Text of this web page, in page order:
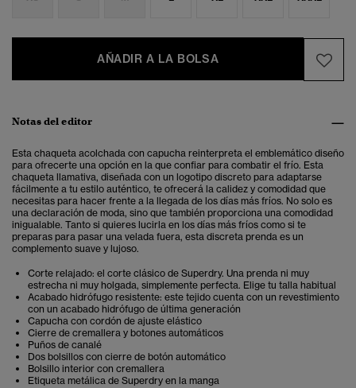
AÑADIR A LA BOLSA
Notas del editor
Esta chaqueta acolchada con capucha reinterpreta el emblemático diseño
para ofrecerte una opción en la que confiar para combatir el frío. Esta
chaqueta llamativa, diseñada con un logotipo discreto para adaptarse
fácilmente a tu estilo auténtico, te ofrecerá la calidez y comodidad que
necesitas para hacer frente a la llegada de los días más fríos. No solo es
una declaración de moda, sino que también proporciona una comodidad
inigualable. Tanto si quieres lucirla en los días más fríos como si te
preparas para pasar una velada fuera, esta discreta prenda es un
complemento suave y lujoso.
Corte relajado: el corte clásico de Superdry. Una prenda ni muy
estrecha ni muy holgada, simplemente perfecta. Elige tu talla habitual
Acabado hidrófugo resistente: este tejido cuenta con un revestimiento
con un acabado hidrófugo de última generación
Capucha con cordón de ajuste elástico
Cierre de cremallera y botones automáticos
Puños de canalé
Dos bolsillos con cierre de botón automático
Bolsillo interior con cremallera
Etiqueta metálica de Superdry en la manga